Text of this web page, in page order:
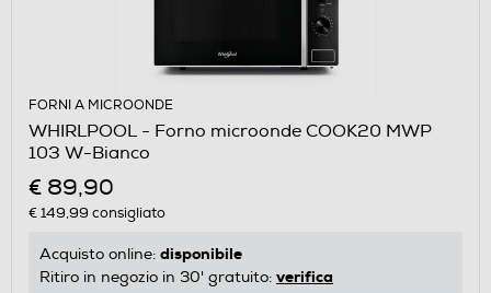
FORNI A MICROONDE
WHIRLPOOL - Forno microonde COOK20 MWP
103 W-Bianco
€ 89,90
€ 149,99 consigliato
Acquisto online: disponibile
Ritiro in negozio in 30' gratuito: verifica